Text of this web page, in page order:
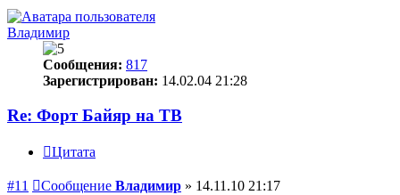
Владимир
Сообщения: 817
Зарегистрирован: 14.02.04 21:28
Re: Форт Байяр на ТВ
Цитата
#11 Сообщение Владимир » 14.11.10 21:17